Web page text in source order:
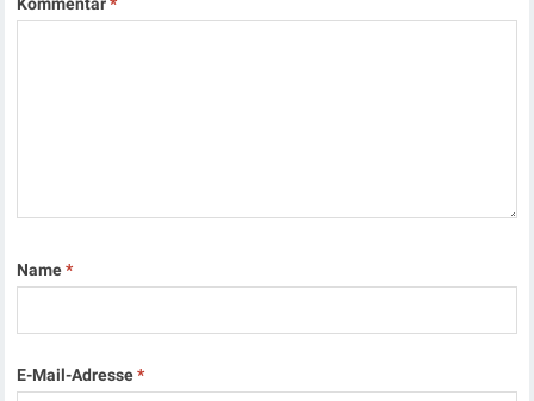
Name*
E-Mail-Adresse*